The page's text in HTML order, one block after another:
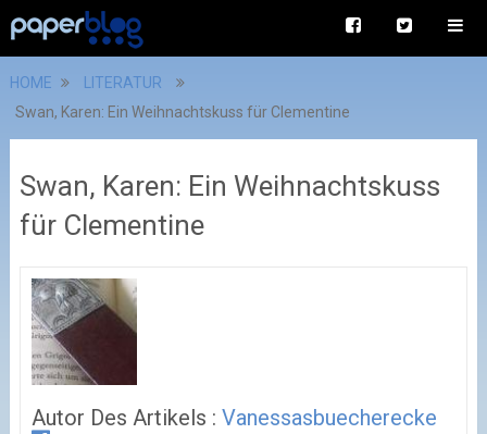
HOME
LITERATUR
Swan, Karen: Ein Weihnachtskuss für Clementine
Swan, Karen: Ein Weihnachtskuss
für Clementine
Autor Des Artikels : Vanessasbuecherecke